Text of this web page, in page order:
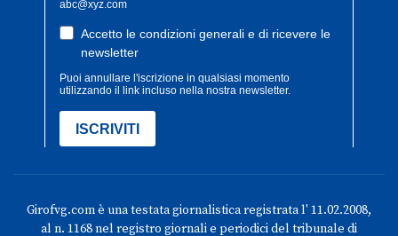
Girofvg.com è una testata giornalistica registrata l' 11.02.2008,
al n. 1168 nel registro giornali e periodici del tribunale di